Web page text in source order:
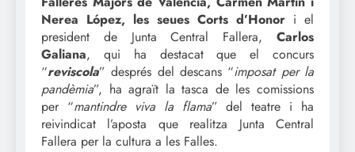
Nerea López, les seues Corts d’Honor i el
president de Junta Central Fallera, Carlos
Galiana, qui ha destacat que el concurs
“reviscola” després del descans “imposat per la
pandèmia”, ha agraït la tasca de les comissions
per “mantindre viva la flama” del teatre i ha
reivindicat l’aposta que realitza Junta Central
Fallera per la cultura a les Falles.